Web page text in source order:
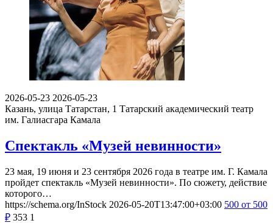
2026-05-23 2026-05-23
Казань, улица Татарстан, 1 Татарский академический театр
им. Галиасгара Камала
Спектакль «Музей невинности»
23 мая, 19 июня и 23 сентября 2026 года в театре им. Г. Камала
пройдет спектакль «Музей невинности». По сюжету, действие
которого…
https://schema.org/InStock 2026-05-20T13:47:00+03:00 500 от 500
₽ 353 1